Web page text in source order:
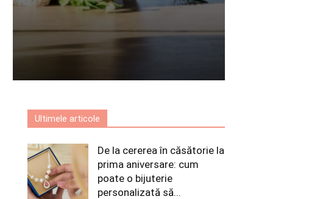
Ultimele articole
De la cererea în căsătorie la
prima aniversare: cum
poate o bijuterie
personalizată să...